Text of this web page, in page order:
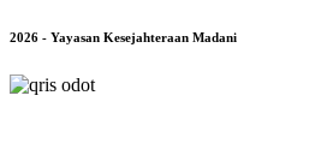
2026 - Yayasan Kesejahteraan Madani